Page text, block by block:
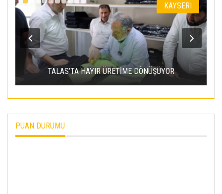
KAYSERI
TALAS’TA HAYIR ÜRETİME DÖNÜŞÜYOR
PUAN DURUMU